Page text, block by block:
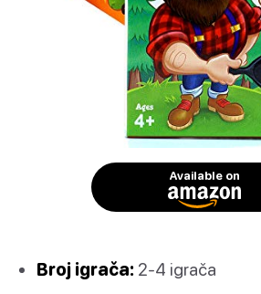
Available on
Broj igrača: 2-4 igrača